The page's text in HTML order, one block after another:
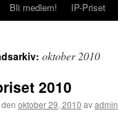
Bli medlem! IP-Priset
oktober 2010
2010
oktober 29, 2010 avadmin